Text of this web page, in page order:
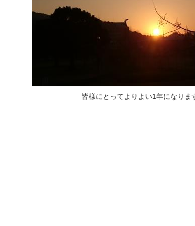
皆様にとってよりよい1年になります